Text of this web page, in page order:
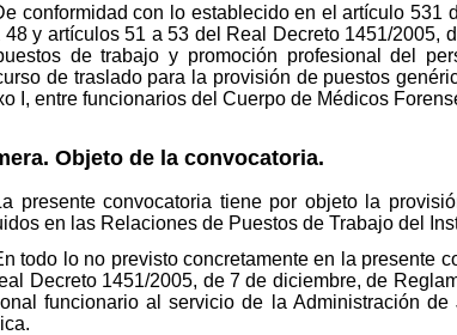
conformidad con lo establecido en el artículo
48 y artículos 51 a 53 del Real Decreto 1451/2005,
de trabajo y promoción profesional del
de traslado para la provisión de puestos
I, entre funcionarios del Cuerpo de Médicos
Objeto de la convocatoria.
presente convocatoria tiene por objeto la
en las Relaciones de Puestos de Trabajo del
todo lo no previsto concretamente en la presente
Decreto 1451/2005, de 7 de diciembre, de
funcionario al servicio de la Administración